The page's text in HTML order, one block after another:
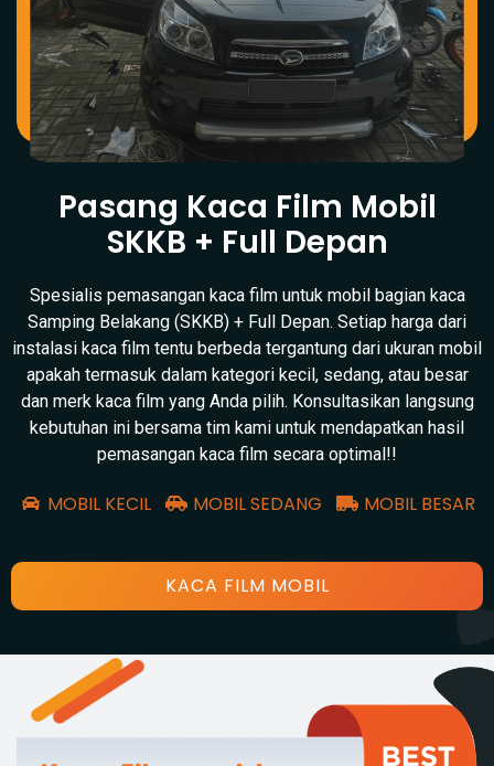
Pasang Kaca Film Mobil
SKKB + Full Depan
Spesialis pemasangan kaca film untuk mobil bagian kaca
Samping Belakang (SKKB) + Full Depan. Setiap harga dari
instalasi kaca film tentu berbeda tergantung dari ukuran mobil
apakah termasuk dalam kategori kecil, sedang, atau besar
dan merk kaca film yang Anda pilih. Konsultasikan langsung
kebutuhan ini bersama tim kami untuk mendapatkan hasil
pemasangan kaca film secara optimal!!
MOBIL KECIL MOBIL SEDANG MOBIL BESAR
KACA FILM MOBIL